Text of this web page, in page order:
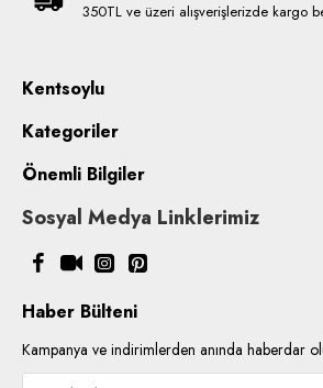
350TL ve üzeri alışverişlerizde kargo
Kentsoylu
Kategoriler
Önemli Bilgiler
Sosyal Medya Linklerimiz
Haber Bülteni
Kampanya ve indirimlerden anında haberdar